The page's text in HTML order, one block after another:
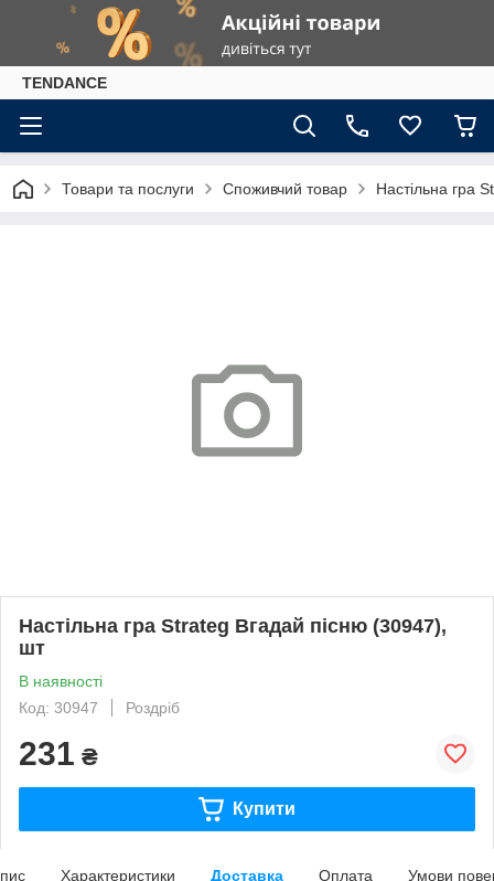
TENDANCE
Товари та послуги Споживчий товар Настільна гра
Настільна гра Strateg Вгадай пісню (30947),
шт
В наявності
Код: 30947
Роздріб
231 ₴
Купити
Характеристики Доставка Оплата Умови